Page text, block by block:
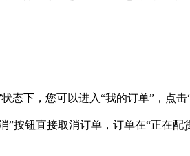
态下，您可以进入“我的订单”，点击
按钮直接取消订单，订单在“正在